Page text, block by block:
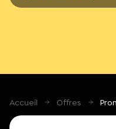
Accueil Offres